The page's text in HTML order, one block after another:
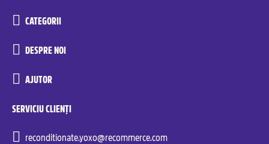
CATEGORII
DESPRE NOI
AJUTOR
SERVICIU CLIENȚI
reconditionate.yoxo@recommerce.com